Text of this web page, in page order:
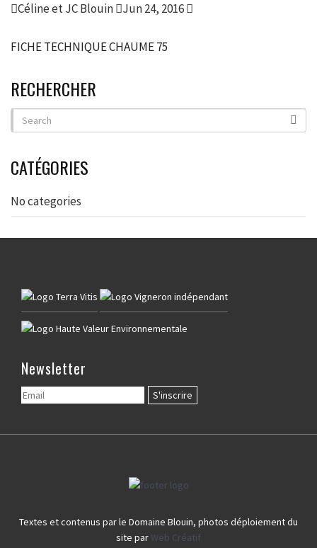
Céline et JC Blouin Jun 24, 2016
FICHE TECHNIQUE CHAUME 75
RECHERCHER
CATÉGORIES
No categories
Newsletter
Textes et contenus par le Domaine Blouin, photos déploiement du
site parWeb Créatif